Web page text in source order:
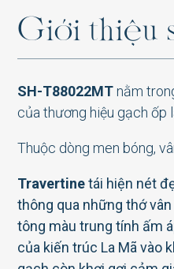
AT-G88023P1
AT-G88021P1
Giới thiệu
SH-T88022MTnằm
của thương hiệu gạch ốp
Thuộc dòng men bóng,
Travertinetái hiện nét
thông qua những thớ
tông màu trung tính ấm
của kiến trúc La Mã vào